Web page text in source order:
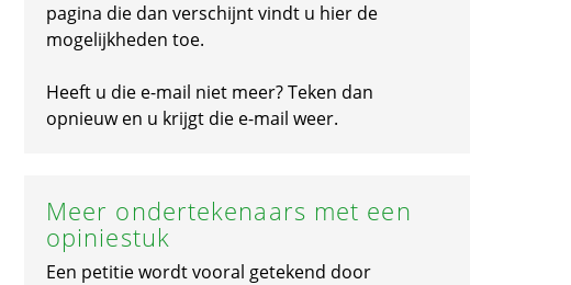
pagina die dan verschijnt vindt u hier de
mogelijkheden toe.
Heeft u die e-mail niet meer? Teken dan
opnieuw en u krijgt die e-mail weer.
Meer ondertekenaars met een
opiniestuk
Een petitie wordt vooral getekend door